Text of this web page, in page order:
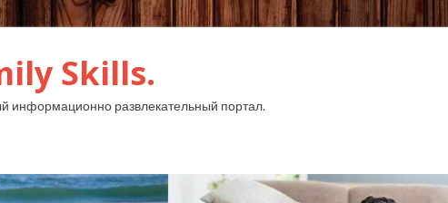
Skills.
информационно развлекательный портал.